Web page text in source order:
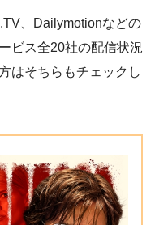
、Dailymotionなどの
ビス全20社の配信状況
はそちらもチェックし